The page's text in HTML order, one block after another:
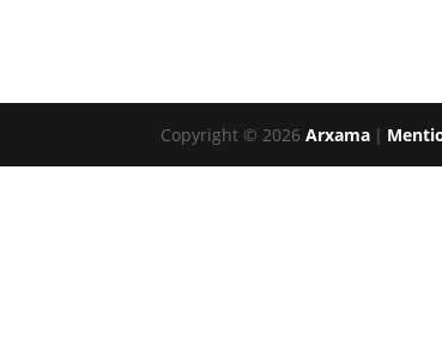
Copyright © 2026Arxama |